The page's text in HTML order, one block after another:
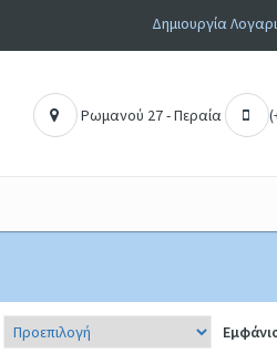
Δημιουργία
Ρωμανού 27 - Περαία